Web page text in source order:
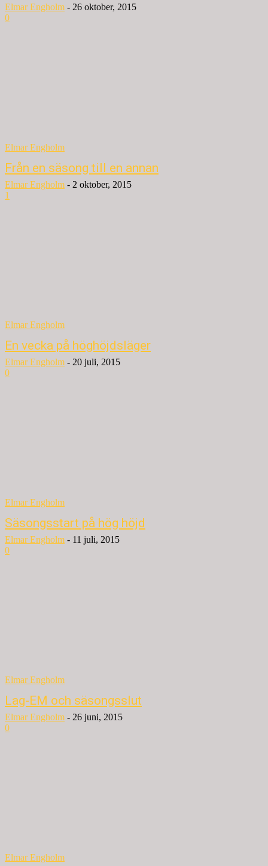
Elmar Engholm - 26 oktober, 2015
0
Elmar Engholm
Från en säsong till en annan
Elmar Engholm - 2 oktober, 2015
1
Elmar Engholm
En vecka på höghöjdsläger
Elmar Engholm - 20 juli, 2015
0
Elmar Engholm
Säsongsstart på hög höjd
Elmar Engholm - 11 juli, 2015
0
Elmar Engholm
Lag-EM och säsongsslut
Elmar Engholm - 26 juni, 2015
0
Elmar Engholm